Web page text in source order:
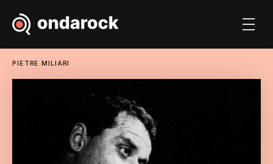
PIETRE MILIARI